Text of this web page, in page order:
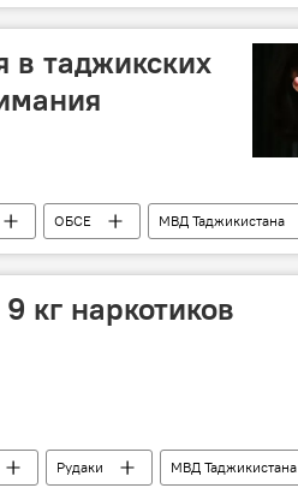
Верховный суд Таджикистана
в таджикских
ОБСЕ
МВД Таджикистана
кг наркотиков
Рудаки
МВД Таджикистана